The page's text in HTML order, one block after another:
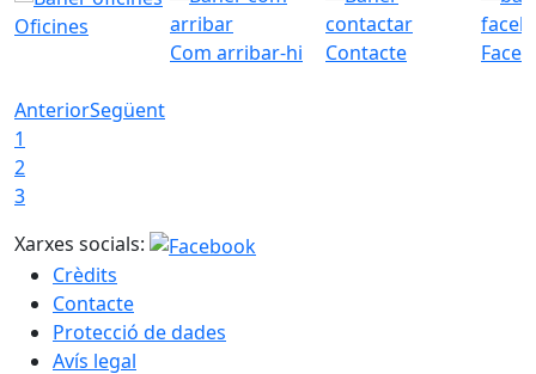
Oficines
Com arribar-hi
Contacte
AnteriorSegüent
1
2
3
Xarxes socials:
Crèdits
Contacte
Protecció de dades
Avís legal